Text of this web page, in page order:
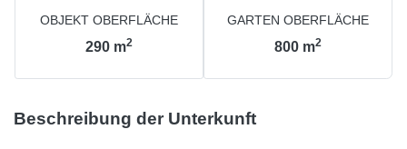
OBJEKT OBERFLÄCHE
290 m2
GARTEN OBERFLÄCHE
800 m2
Beschreibung der Unterkunft